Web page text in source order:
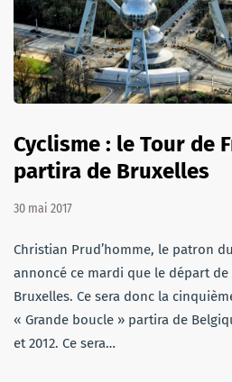
Cyclisme : le Tour de
partira de Bruxelles
30 mai 2017
Christian Prud’homme, le patron
annoncé ce mardi que le départ de
Bruxelles. Ce sera donc la
« Grande boucle » partira de
et 2012. Ce sera…